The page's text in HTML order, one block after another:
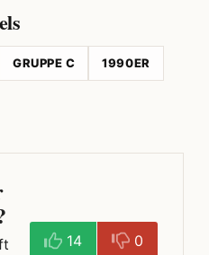
GRUPPE C 1990ER
14 0